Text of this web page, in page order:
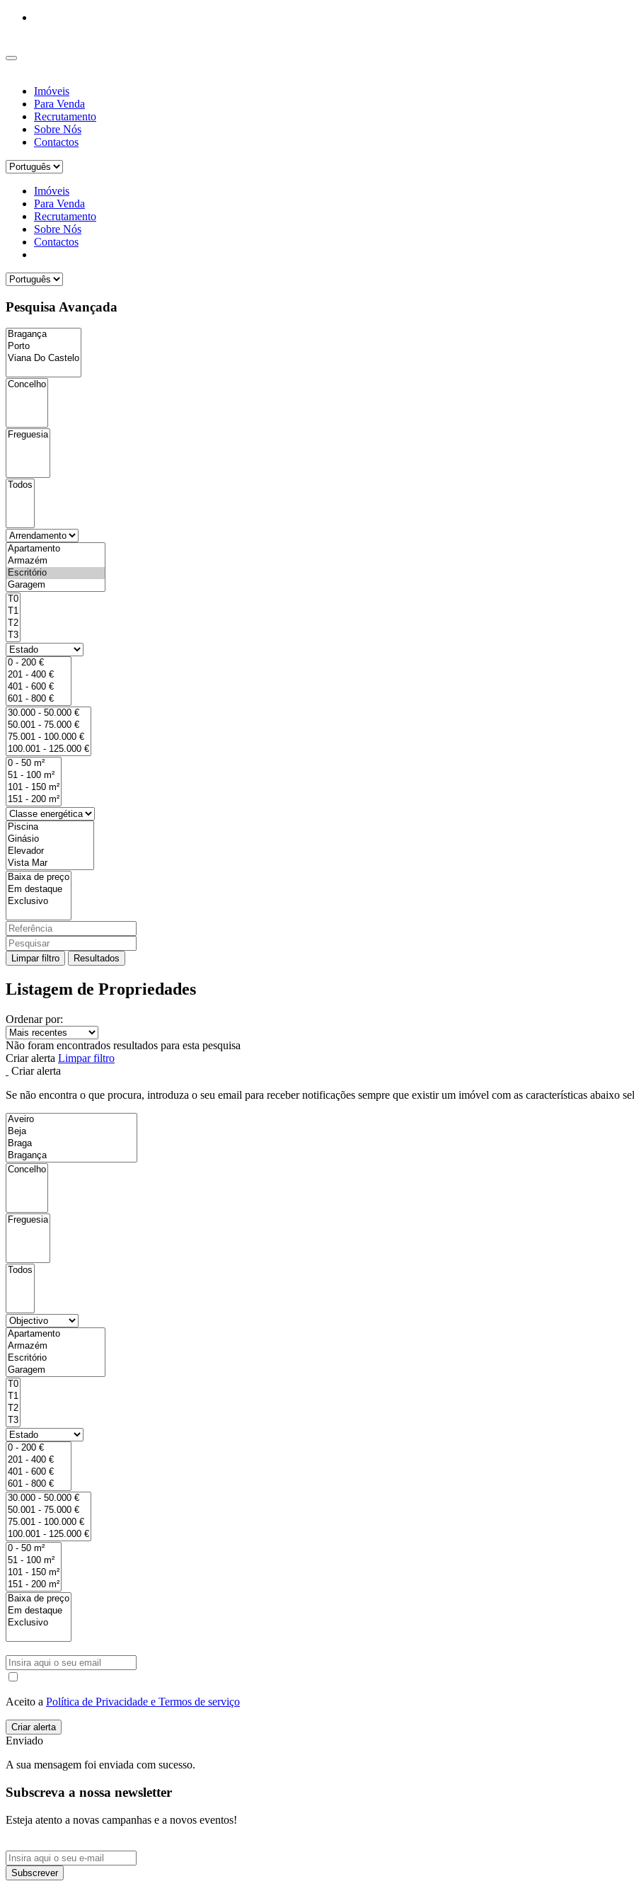
Imóveis
Para Venda
Recrutamento
Sobre Nós
Contactos
Imóveis
Para Venda
Recrutamento
Sobre Nós
Contactos
Pesquisa Avançada
Limpar filtro Resultados
Listagem de Propriedades
Ordenar por:
Não foram encontrados resultados para esta pesquisa
Criar alerta Limpar filtro
Criar alerta
Se não encontra o que procura, introduza o seu email para receber notificações sempre que existir um imóvel com as características abaixo
Aceito a Política de Privacidade e Termos de serviço
Enviado
A sua mensagem foi enviada com sucesso.
Subscreva a nossa newsletter
Esteja atento a novas campanhas e a novos eventos!